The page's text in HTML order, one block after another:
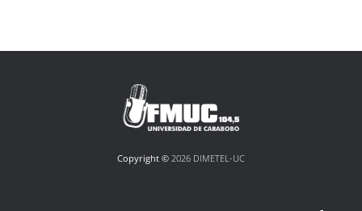
Copyright © 2026 DIMETEL-UC